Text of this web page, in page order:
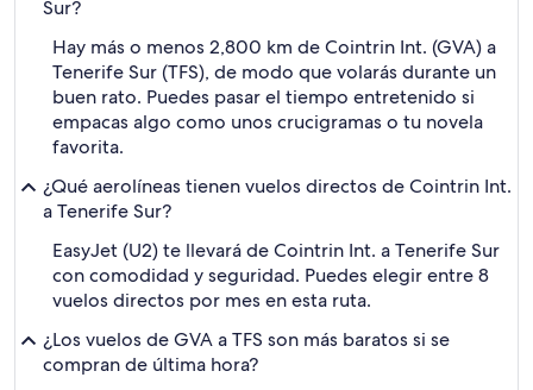
Sur?
Hay más o menos 2,800 km de Cointrin Int. (GVA) a
Tenerife Sur (TFS), de modo que volarás durante un
buen rato. Puedes pasar el tiempo entretenido si
empacas algo como unos crucigramas o tu novela
favorita.
¿Qué aerolíneas tienen vuelos directos de Cointrin Int.
a Tenerife Sur?
EasyJet (U2) te llevará de Cointrin Int. a Tenerife Sur
con comodidad y seguridad. Puedes elegir entre 8
vuelos directos por mes en esta ruta.
¿Los vuelos de GVA a TFS son más baratos si se
compran de última hora?